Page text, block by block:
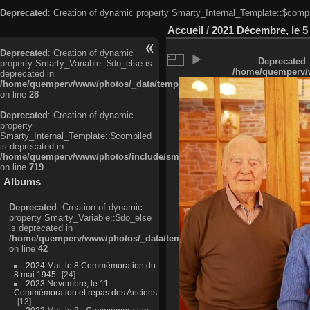
Deprecated: Creation of dynamic property
Deprecated: Creation of dynamic
property Smarty_Variable::$do_else is
deprecated in
/home/quemperv/www/photos/_data/templates_c/
on line 28
Deprecated: Creation of dynamic
property
Smarty_Internal_Template::$compiled
is deprecated in
/home/quemperv/www/photos/include/smarty/libs/sysplugins/
on line 719
Albums
Deprecated: Creation of dynamic
property Smarty_Variable::$do_else
is deprecated in
/home/quemperv/www/photos/_data/templates_c/
on line 42
2024 Mai, le 8 Commémoration du
8 mai 1945
24
2023 Novembre, le 11 -
Commémoration et repas des Anciens
13
Accueil / 2021 Décembre, le
Deprecated
/home/